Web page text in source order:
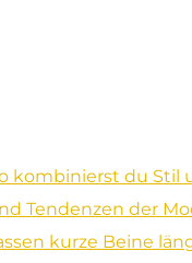
kombinierst du Stil
Tendenzen der
kurze Beine